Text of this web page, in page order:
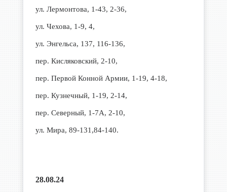
ул. Лермонтова, 1-43, 2-36,
ул. Чехова, 1-9, 4,
ул. Энгельса, 137, 116-136,
пер. Кисляковский, 2-10,
пер. Первой Конной Армии, 1-19, 4-18,
пер. Кузнечный, 1-19, 2-14,
пер. Северный, 1-7А, 2-10,
ул. Мира, 89-131,84-140.
28.08.24